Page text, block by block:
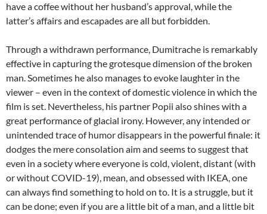
have a coffee without her husband’s approval, while the
latter’s affairs and escapades are all but forbidden.
Through a withdrawn performance, Dumitrache is remarkably
effective in capturing the grotesque dimension of the broken
man. Sometimes he also manages to evoke laughter in the
viewer – even in the context of domestic violence in which the
film is set. Nevertheless, his partner Popii also shines with a
great performance of glacial irony. However, any intended or
unintended trace of humor disappears in the powerful finale: it
dodges the mere consolation aim and seems to suggest that
even in a society where everyone is cold, violent, distant (with
or without COVID-19), mean, and obsessed with IKEA, one
can always find something to hold on to. It is a struggle, but it
can be done; even if you are a little bit of a man, and a little bit